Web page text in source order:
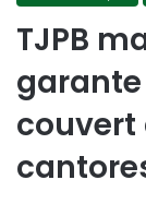
TJPB
couvert